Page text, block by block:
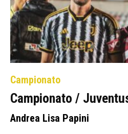
Campionato
Campionato /
Andrea Lisa Papini